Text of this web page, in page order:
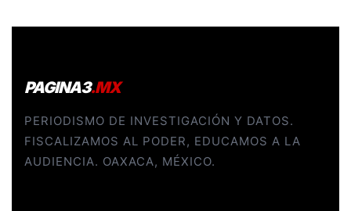
PAGINA3.MX
PERIODISMO DE INVESTIGACIÓN Y DATOS.
FISCALIZAMOS AL PODER, EDUCAMOS A LA
AUDIENCIA. OAXACA, MÉXICO.